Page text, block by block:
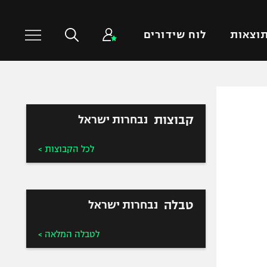
תוצאות לוח שידורים
טניס
ספורט אולימפי
UFC
קבוצות נבחרות ישראל
לכל הקבוצות >
טבלה נבחרות ישראל
לטבלה המלאה >